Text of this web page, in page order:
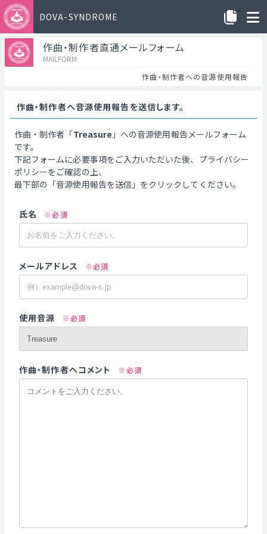
DOVA-SYNDROME
作曲・制作者直通メールフォーム
MAILFORM
作曲・制作者への音源使用報告
作曲・制作者へ音源使用報告を送信します。
作曲・制作者「Treasure 」への音源使用報告メールフォーム
です。
下記フォームに必要事項をご入力いただいた後、プライバシー
ポリシーをご確認の上、
最下部の「音源使用報告を送信」をクリックしてください。
氏名 ※必須
メールアドレス ※必須
使用音源 ※必須
作曲・制作者へコメント ※必須